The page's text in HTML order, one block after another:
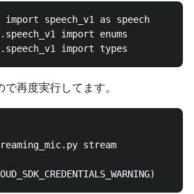
speech_v1 as speech
import enums
再度実行してます。
stream